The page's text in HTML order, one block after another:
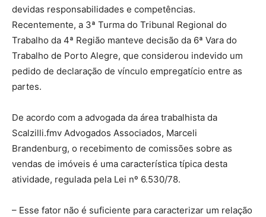
devidas responsabilidades e competências.
Recentemente, a 3ª Turma do Tribunal Regional do
Trabalho da 4ª Região manteve decisão da 6ª Vara do
Trabalho de Porto Alegre, que considerou indevido um
pedido de declaração de vínculo empregatício entre as
partes.
De acordo com a advogada da área trabalhista da
Scalzilli.fmv Advogados Associados, Marceli
Brandenburg, o recebimento de comissões sobre as
vendas de imóveis é uma característica típica desta
atividade, regulada pela Lei nº 6.530/78.
– Esse fator não é suficiente para caracterizar um relação